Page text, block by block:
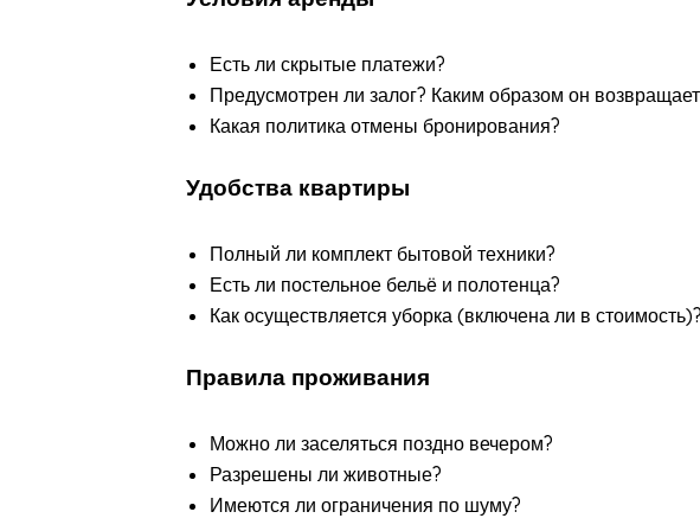
Есть ли скрытые платежи?
Предусмотрен ли залог? Каким образом он
Какая политика отмены бронирования?
Удобства квартиры
Полный ли комплект бытовой техники?
Есть ли постельное бельё и полотенца?
Как осуществляется уборка (включена ли в стоимость)?
Правила проживания
Можно ли заселяться поздно вечером?
Разрешены ли животные?
Имеются ли ограничения по шуму?